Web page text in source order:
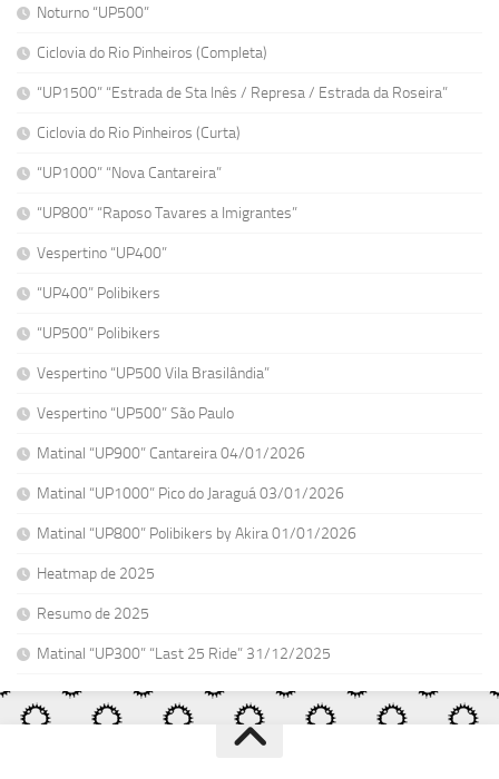
Noturno “UP500”
Ciclovia do Rio Pinheiros (Completa)
“UP1500” “Estrada de Sta Inês / Represa / Estrada da Roseira”
Ciclovia do Rio Pinheiros (Curta)
“UP1000” “Nova Cantareira”
“UP800” “Raposo Tavares a Imigrantes”
Vespertino “UP400”
“UP400” Polibikers
“UP500” Polibikers
Vespertino “UP500 Vila Brasilândia”
Vespertino “UP500” São Paulo
Matinal “UP900” Cantareira 04/01/2026
Matinal “UP1000” Pico do Jaraguá 03/01/2026
Matinal “UP800” Polibikers by Akira 01/01/2026
Heatmap de 2025
Resumo de 2025
Matinal “UP300” “Last 25 Ride” 31/12/2025